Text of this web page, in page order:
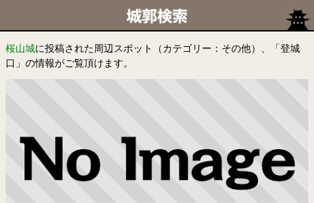
桜山城に投稿された周辺スポット（カテゴリー：その他）、「登城
口」の情報がご覧頂けます。